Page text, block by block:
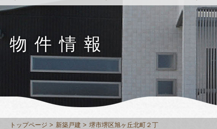
物件情報
トップページ 新築戸建 堺市堺区旭ヶ丘北町２丁